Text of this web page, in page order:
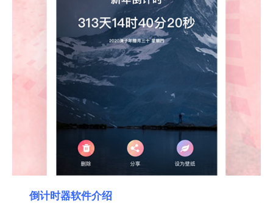
倒计时器软件介绍